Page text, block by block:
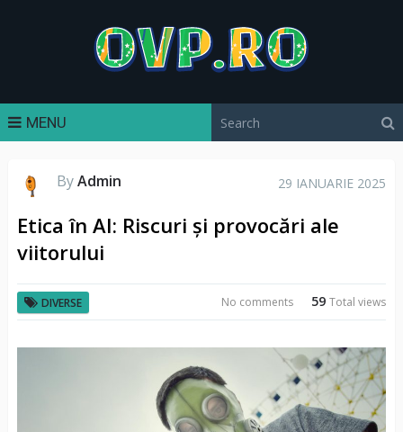
MENU
ByAdmin 29 IANUARIE 2025
Etica în AI: Riscuri și provocări ale
viitorului
DIVERSE 59Total views
No comments